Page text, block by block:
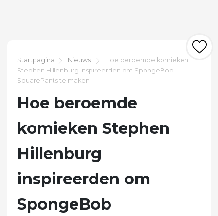
Startpagina Nieuws
Hoe beroemde komieken
Stephen Hillenburg inspireerden om SpongeBob
SquarePants te maken
Hoe beroemde
komieken Stephen
Hillenburg
inspireerden om
SpongeBob